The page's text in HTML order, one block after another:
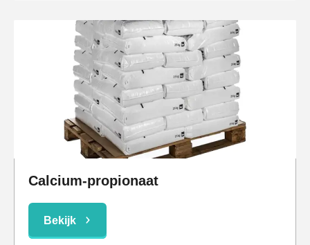
Calcium-propionaat
Bekijk